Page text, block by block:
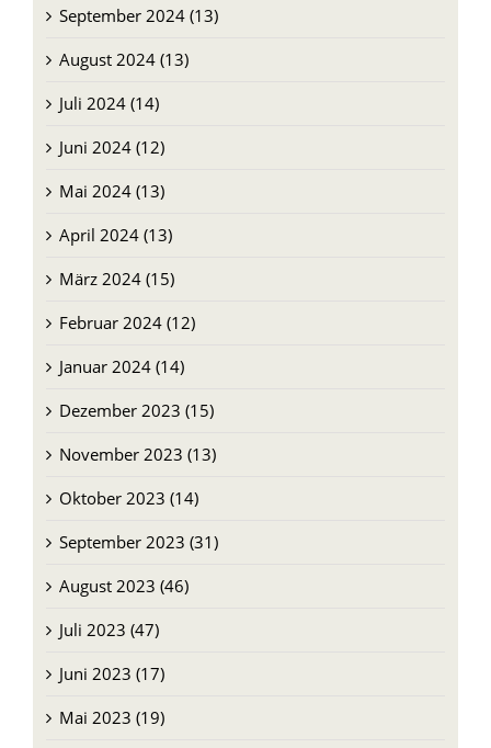
September 2024 (13)
August 2024 (13)
Juli 2024 (14)
Juni 2024 (12)
Mai 2024 (13)
April 2024 (13)
März 2024 (15)
Februar 2024 (12)
Januar 2024 (14)
Dezember 2023 (15)
November 2023 (13)
Oktober 2023 (14)
September 2023 (31)
August 2023 (46)
Juli 2023 (47)
Juni 2023 (17)
Mai 2023 (19)